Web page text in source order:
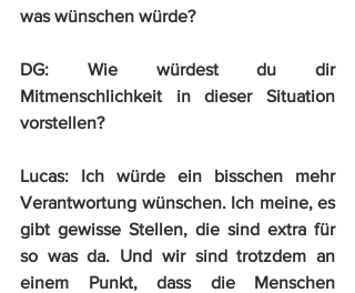
was wünschen würde?
DG: Wie würdest du dir
Mitmenschlichkeit in dieser Situation
vorstellen?
Lucas: Ich würde ein bisschen mehr
Verantwortung wünschen. Ich meine, es
gibt gewisse Stellen, die sind extra für
so was da. Und wir sind trotzdem an
einem Punkt, dass die Menschen